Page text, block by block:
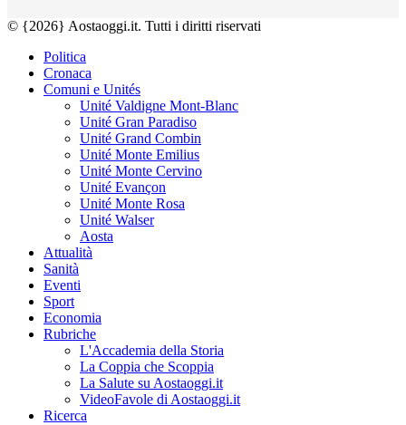
© {2026} Aostaoggi.it. Tutti i diritti riservati
Politica
Cronaca
Comuni e Unités
Unité Valdigne Mont-Blanc
Unité Gran Paradiso
Unité Grand Combin
Unité Monte Emilius
Unité Monte Cervino
Unité Evançon
Unité Monte Rosa
Unité Walser
Aosta
Attualità
Sanità
Eventi
Sport
Economia
Rubriche
L'Accademia della Storia
La Coppia che Scoppia
La Salute su Aostaoggi.it
VideoFavole di Aostaoggi.it
Ricerca